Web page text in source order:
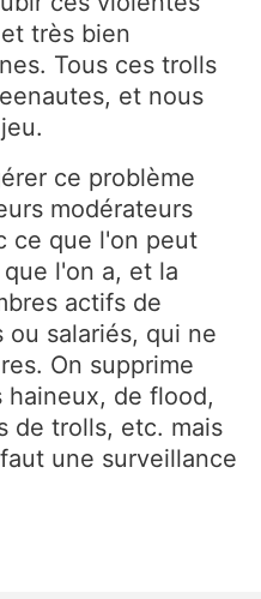
très bien
Tous ces trolls
et nous
ce problème
modérateurs
ce que l'on peut
l'on a, et la
actifs de
salariés, qui ne
On supprime
haineux, de flood,
de trolls, etc. mais
une surveillance